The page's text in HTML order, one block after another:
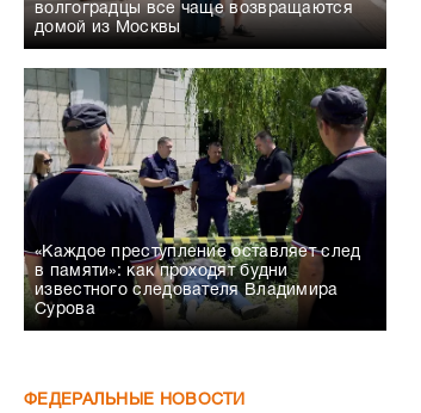
волгоградцы все чаще возвращаются
домой из Москвы
«Каждое преступление оставляет след
в памяти»: как проходят будни
известного следователя Владимира
Сурова
ФЕДЕРАЛЬНЫЕ НОВОСТИ